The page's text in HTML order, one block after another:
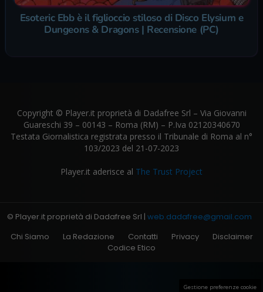
Esoteric Ebb è il figlioccio stiloso di Disco Elysium e
Dungeons & Dragons | Recensione (PC)
Copyright © Player.it proprietà di Dadafree Srl – Via Giovanni
Guareschi 39 – 00143 – Roma (RM) – P.Iva 02120340670
Testata Giornalistica registrata presso il Tribunale di Roma al n°
103/2023 del 21-07-2023
Player.it aderisce al The Trust Project
© Player.it proprietà di Dadafree Srl | web.dadafree@gmail.com
Chi Siamo
La Redazione Contatti Privacy
Disclaimer
Codice Etico
Gestione preferenze cookie